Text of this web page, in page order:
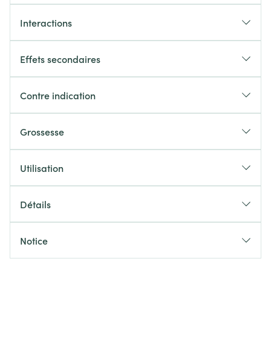
Interactions
Effets secondaires
Contre indication
Grossesse
Utilisation
Détails
Notice